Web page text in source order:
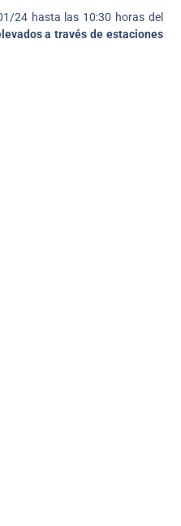
24 hasta las 10:30 horas del
a través de estaciones